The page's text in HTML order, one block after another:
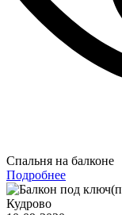
Спальня на балконе
Подробнее
Кудрово